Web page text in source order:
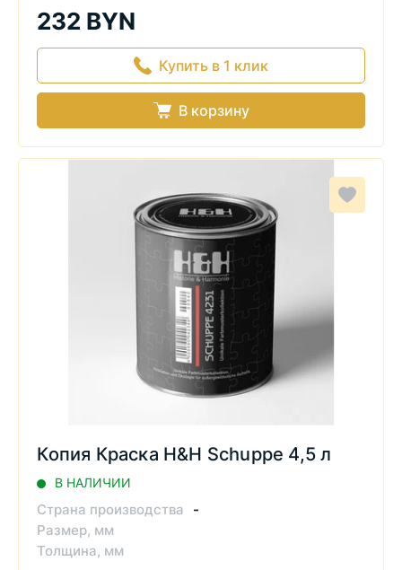
232 BYN
Купить в 1 клик
В корзину
Копия Краска H&H Schuppe 4,5 л
В НАЛИЧИИ
Страна производства
-
Размер, мм
Толщина, мм